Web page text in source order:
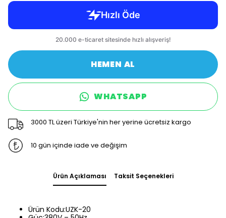
HEMEN AL
WHATSAPP
3000 TL üzeri Türkiye'nin her yerine ücretsiz kargo
10 gün içinde iade ve değişim
Ürün Açıklaması Taksit Seçenekleri
Ürün Kodu:UZK-20